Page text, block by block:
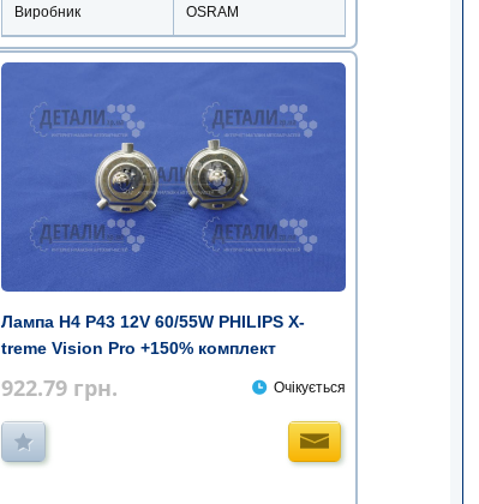
Виробник OSRAM
Лампа Н4 Р43 12V 60/55W PHILIPS X-
treme Vision Pro +150% комплект
922.79 грн. Очікується